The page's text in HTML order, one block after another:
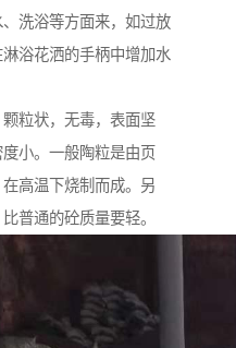
洗浴等方面来，如过放
浴花洒的手柄中增加水
粒状，无毒，表面坚
小。一般陶粒是由页
高温下烧制而成。另
普通的砼质量要轻。